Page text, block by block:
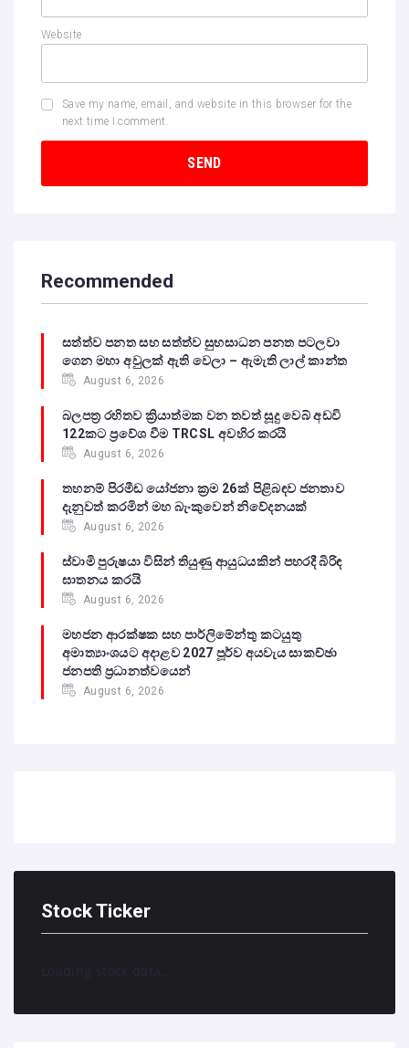
Website
Save my name, email, and website in this browser for the
next time I comment.
Recommended
සත්ත්ව පනත සහ සත්ත්ව සුභසාධන පනත පටලවා
ගෙන මහා අවුලක් ඇති වෙලා – ඇමැති ලාල් කාන්ත
August 6, 2026
බලපත්‍ර රහිතව ක්‍රියාත්මක වන තවත් සූදු වෙබ් අඩවි
122කට ප්‍රවේශ වීම TRCSL අවහිර කරයි
August 6, 2026
තහනම් පිරමීඩ යෝජනා ක්‍රම 26ක් පිළිබඳව ජනතාව
දැනුවත් කරමින් මහ බැංකුවෙන් නිවේදනයක්
August 6, 2026
ස්වාමි පුරුෂයා විසින් තියුණු ආයුධයකින් පහරදී බිරිඳ
ඝාතනය කරයි
August 6, 2026
මහජන ආරක්ෂක සහ පාර්ලිමේන්තු කටයුතු
අමාත්‍යාංශයට අදාළව 2027 පූර්ව අයවැය සාකච්ඡා
ජනපති ප්‍රධානත්වයෙන්
August 6, 2026
Stock Ticker
Loading stock data...